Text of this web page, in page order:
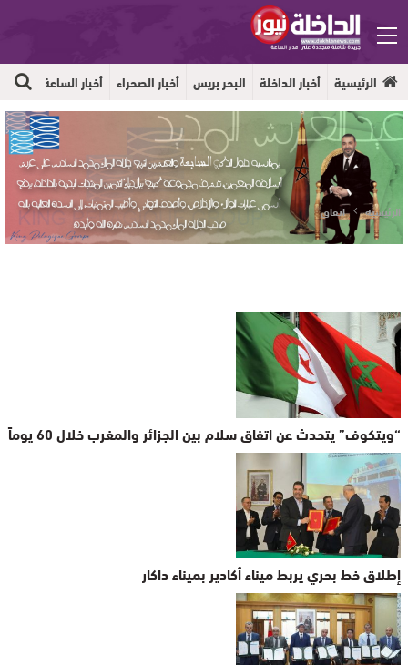
الرئيسية أخبار الداخلة البحر بريس أخبار الصحراء أخبار الساعة
الرئيسية اتفاق
“ويتكوف” يتحدث عن اتفاق سلام بين الجزائر والمغرب خلال 60 يوماً
إطلاق خط بحري يربط ميناء أكادير بميناء داكار